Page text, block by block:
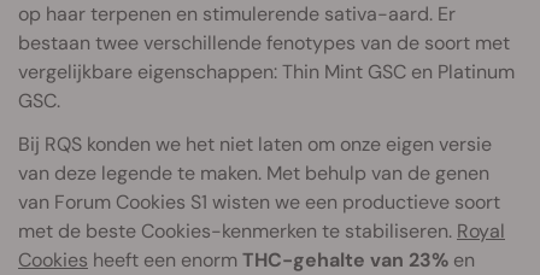
op haar terpenen en stimulerende sativa-aard. Er
bestaan twee verschillende fenotypes van de soort met
vergelijkbare eigenschappen: Thin Mint GSC en Platinum
GSC.
Bij RQS konden we het niet laten om onze eigen versie
van deze legende te maken. Met behulp van de genen
van Forum Cookies S1 wisten we een productieve soort
met de beste Cookies-kenmerken te stabiliseren. Royal
Cookies heeft een enormTHC-gehalte van 23% en